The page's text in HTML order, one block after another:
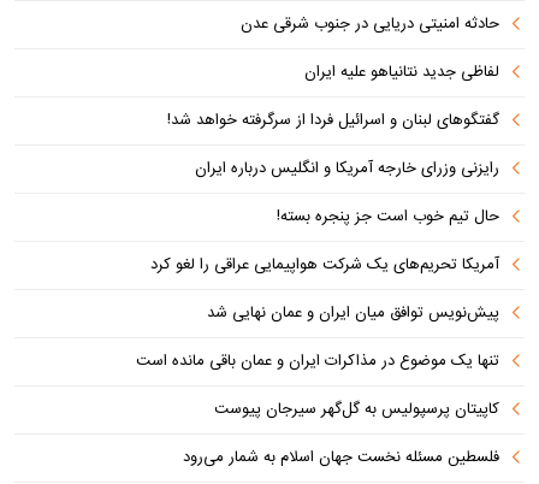
حادثه امنیتی دریایی در جنوب شرقی عدن
لفاظی جدید نتانیاهو علیه ایران
گفتگوهای لبنان و اسرائیل فردا از سرگرفته خواهد شد!
رایزنی وزرای خارجه آمریکا و انگلیس درباره ایران
حال تیم خوب است جز پنجره بسته!
آمریکا تحریم‌های یک شرکت هواپیمایی عراقی را لغو کرد
پیش‌نویس توافق میان ایران و عمان نهایی شد
تنها یک موضوع در مذاکرات ایران و عمان باقی مانده است
کاپیتان پرسپولیس به گل‌گهر سیرجان پیوست
فلسطین مسئله نخست جهان اسلام به شمار می‌رود